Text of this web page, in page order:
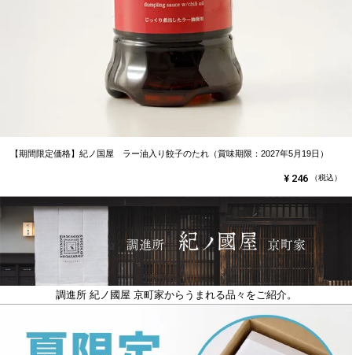
【期間限定価格】紀ノ国屋 ラー油入り餃子のたれ（賞味期限：2027年5月19日）
¥ 246 （税込）
調進所 紀ノ國屋 京町家からうまれる品々をご紹介。